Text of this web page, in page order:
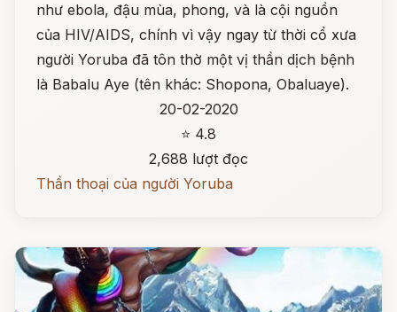
như ebola, đậu mùa, phong, và là cội nguồn
của HIV/AIDS, chính vì vậy ngay từ thời cổ xưa
người Yoruba đã tôn thờ một vị thần dịch bệnh
là Babalu Aye (tên khác: Shopona, Obaluaye).
20-02-2020
⭐ 4.8
2,688 lượt đọc
Thần thoại của người Yoruba